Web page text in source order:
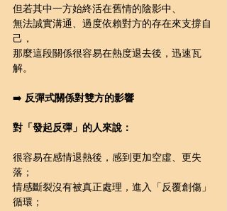
但若其中一方始終活在舊情的陰影中、
無法誠實溝通、過度依賴對方的存在來支撐自
己，
那麼這段關係很容易在熱度退去後，迅速瓦
解。
➡️ 反彈式關係對雙方的影響
對「發起反彈」的人來說：
很容易在感情退熱後，感到更加空虛、更失
落；
情感斷裂沒有被真正處理，進入「反覆創傷」
循環；